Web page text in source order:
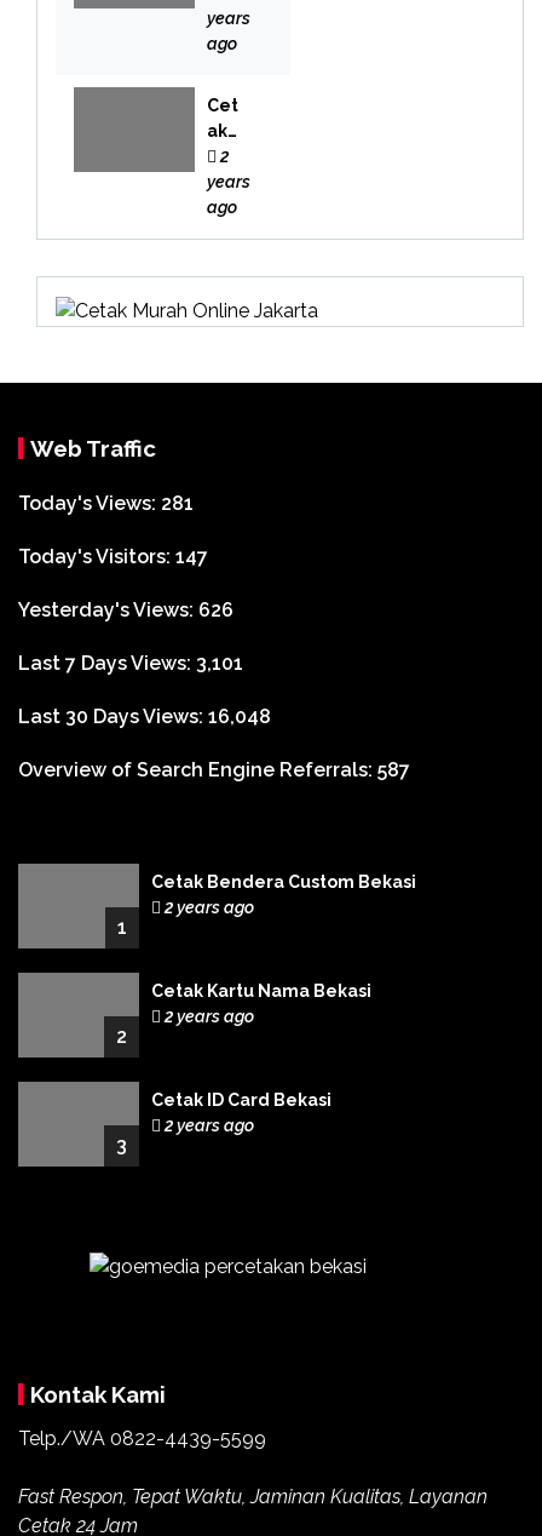
Bekas
i
years
ago
Cet
ak
Buk
u
Bek
2
years
ago
Web Traffic
Today's Views: 281
Today's Visitors: 147
Yesterday's Views: 626
Last 7 Days Views: 3,101
Last 30 Days Views: 16,048
Overview of Search Engine Referrals: 587
1
Cetak Bendera Custom Bekasi
2 years ago
2
Cetak Kartu Nama Bekasi
2 years ago
3
Cetak ID Card Bekasi
2 years ago
Kontak Kami
Telp./WA 0822-4439-5599
Fast Respon, Tepat Waktu, Jaminan Kualitas, Layanan
Cetak 24 Jam